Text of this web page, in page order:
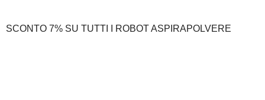
SCONTO 7% SU TUTTI I ROBOT ASPIRAPOLVERE